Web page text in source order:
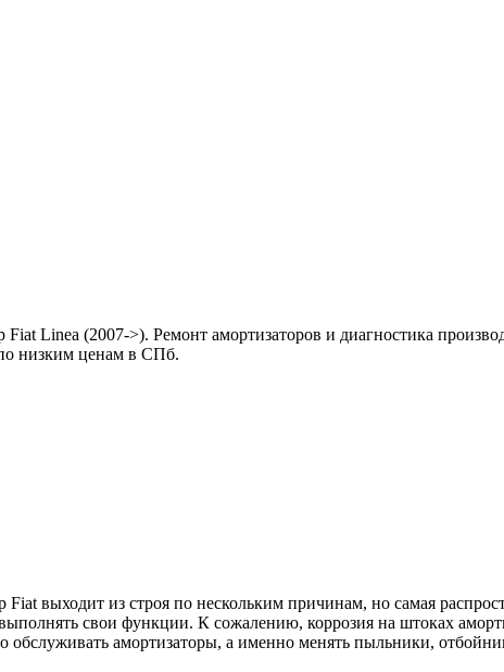
Linea (2007->). Ремонт амортизаторов и диагностика
низким ценам в СПб.
выходит из строя по нескольким причинам, но самая
свои функции. К сожалению, коррозия на штоках
обслуживать амортизаторы, а именно менять пыльники,